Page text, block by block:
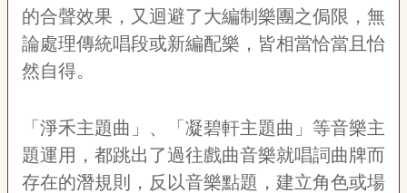
的合聲效果，又迴避了大編制樂團之侷限，無
論處理傳統唱段或新編配樂，皆相當恰當且怡
然自得。
「淨禾主題曲」、「凝碧軒主題曲」等音樂主
題運用，都跳出了過往戲曲音樂就唱詞曲牌而
存在的潛規則，反以音樂點題，建立角色或場